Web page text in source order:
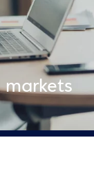
markets